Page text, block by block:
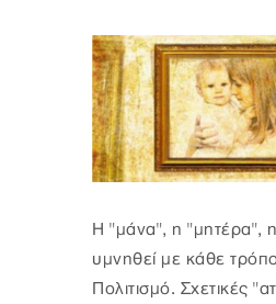
Η "μάνα", η "μητέρα",
υμνηθεί με κάθε
Πολιτισμό. Σχετικές